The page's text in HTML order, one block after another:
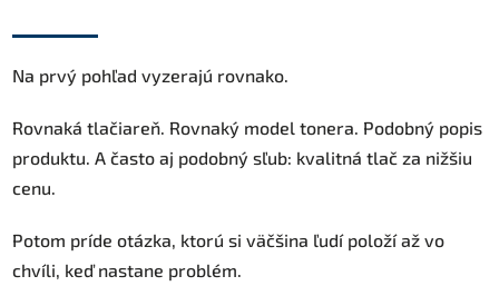
Na prvý pohľad vyzerajú rovnako.
Rovnaká tlačiareň. Rovnaký model tonera. Podobný popis
produktu. A často aj podobný sľub: kvalitná tlač za nižšiu
cenu.
Potom príde otázka, ktorú si väčšina ľudí položí až vo
chvíli, keď nastane problém.